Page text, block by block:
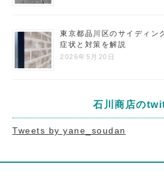
東京都品川区のサイディン
症状と対策を解説
2026年5月20日
石川商店の
Tweets by yane_soudan